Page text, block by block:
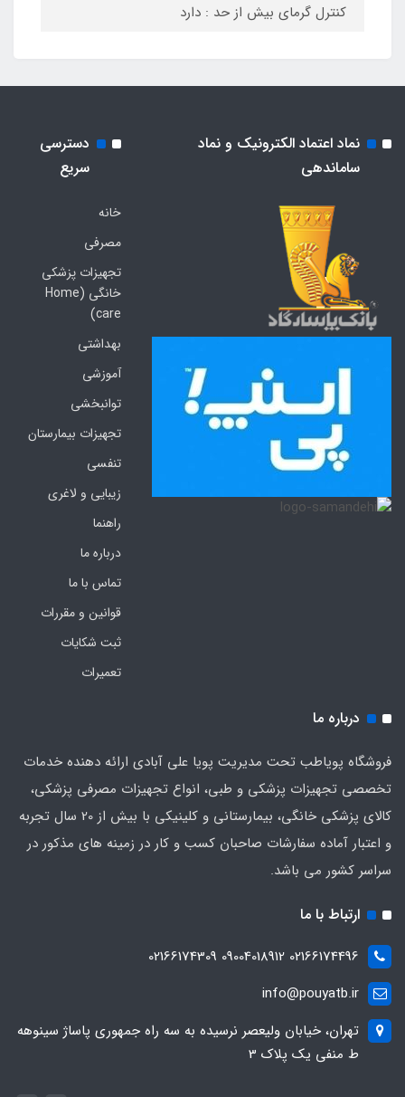
کنترل گرمای بیش از حد : دارد
نماد اعتماد الکترونیک و نماد
ساماندهی
دسترسی
سریع
خانه
مصرفی
تجهیزات پزشکی
خانگی (Home
care)
بهداشتی
آموزشی
توانبخشی
تجهیزات بیمارستان
تنفسی
زیبایی و لاغری
راهنما
درباره ما
تماس با ما
قوانین و مقررات
ثبت شکایات
تعمیرات
درباره ما
فروشگاه پویاطب تحت مدیریت پویا علی آبادی ارائه دهنده خدمات
تخصصی تجهیزات پزشکی و طبی، انواع تجهیزات مصرفی پزشکی،
کالای پزشکی خانگی، بیمارستانی و کلینیکی با بیش از 20 سال تجربه
و اعتبار آماده سفارشات صاحبان کسب و کار در زمینه های مذکور در
سراسر کشور می باشد.
ارتباط با ما
02166174496 09004018912 02166174309
info@pouyatb.ir
تهران، خیابان ولیعصر نرسیده به سه راه جمهوری پاساژ سینوهه
ط منفی یک پلاک 3